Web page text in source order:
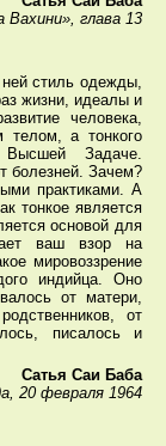
Вахини», глава 13
стиль одежды,
жизни, идеалы и
человека,
телом, а тонкого
Задаче.
болезней. Зачем?
практиками. А
тонкое является
основой для
ваш взор на
мировоззрение
индийца. Оно
от матери,
от
писалось и
Сатья Саи Баба
20 февраля 1964